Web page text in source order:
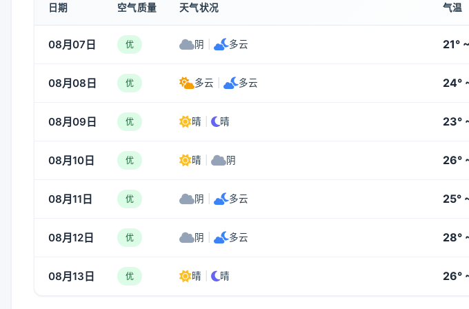
日期 空气质量 天气状况 气温
08月07日 优 阴 多云 21°
08月08日 优 多云 多云 24°
08月09日 优 晴 晴 23°
08月10日 优 晴 阴 26°
08月11日 优 阴 多云 25°
08月12日 优 阴 多云 28°
08月13日 优 晴 晴 26°